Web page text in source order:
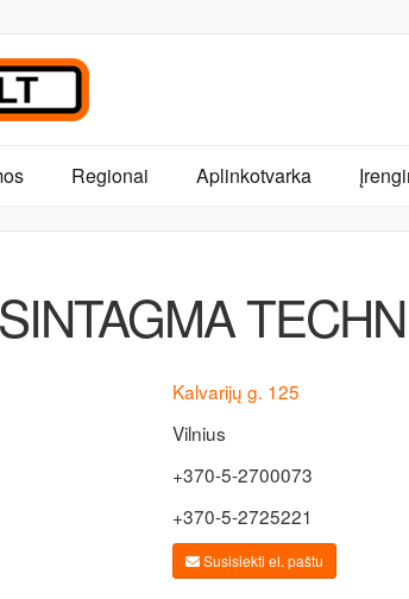
Regionai Aplinkotvarka
SINTAGMA
Kalvarijų g. 125
Vilnius
+370-5-2700073
+370-5-2725221
Susisiekti el. paštu